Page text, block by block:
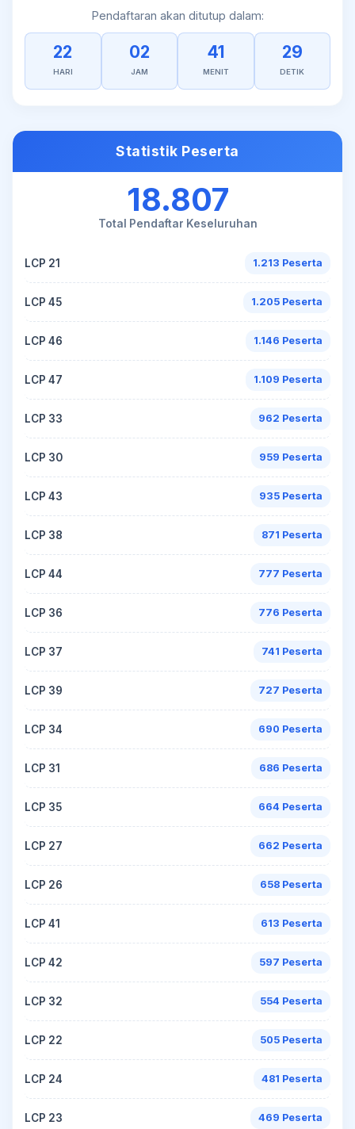
Pendaftaran akan ditutup dalam:
22
HARI
02
JAM
41
MENIT
29
DETIK
Statistik Peserta
18.807
Total Pendaftar Keseluruhan
LCP 21 1.213 Peserta
LCP 45 1.205 Peserta
LCP 46 1.146 Peserta
LCP 47 1.109 Peserta
LCP 33 962 Peserta
LCP 30 959 Peserta
LCP 43 935 Peserta
LCP 38 871 Peserta
LCP 44 777 Peserta
LCP 36 776 Peserta
LCP 37 741 Peserta
LCP 39 727 Peserta
LCP 34 690 Peserta
LCP 31 686 Peserta
LCP 35 664 Peserta
LCP 27 662 Peserta
LCP 26 658 Peserta
LCP 41 613 Peserta
LCP 42 597 Peserta
LCP 32 554 Peserta
LCP 22 505 Peserta
LCP 24 481 Peserta
LCP 23 469 Peserta